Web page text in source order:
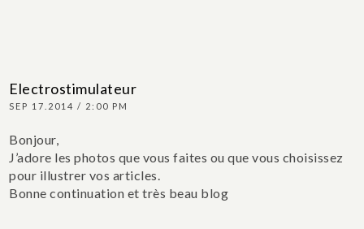
Electrostimulateur
SEP 17.2014 / 2:00 PM
Bonjour,
J’adore les photos que vous faites ou que vous choisissez
pour illustrer vos articles.
Bonne continuation et très beau blog